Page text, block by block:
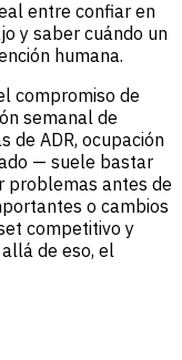
entre confiar en
y saber cuándo un
humana.
compromiso de
semanal de
de ADR, ocupación
— suele bastar
problemas antes de
o cambios
competitivo y
de eso, el